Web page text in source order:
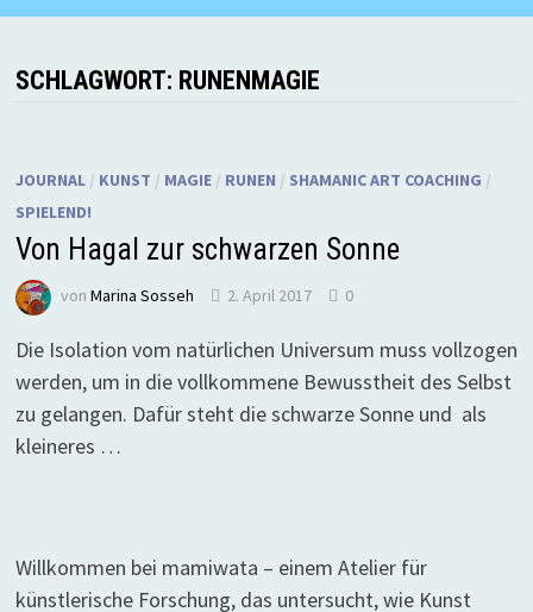
SCHLAGWORT: RUNENMAGIE
JOURNAL/ KUNST / MAGIE/ RUNEN / SHAMANIC ART COACHING /
SPIELEND!
Von Hagal zur schwarzen Sonne
von Marina Sosseh 2. April 2017 0
Die Isolation vom natürlichen Universum muss vollzogen
werden, um in die vollkommene Bewusstheit des Selbst
zu gelangen. Dafür steht die schwarze Sonne und als
kleineres …
Willkommen bei mamiwata – einem Atelier für
künstlerische Forschung, das untersucht, wie Kunst